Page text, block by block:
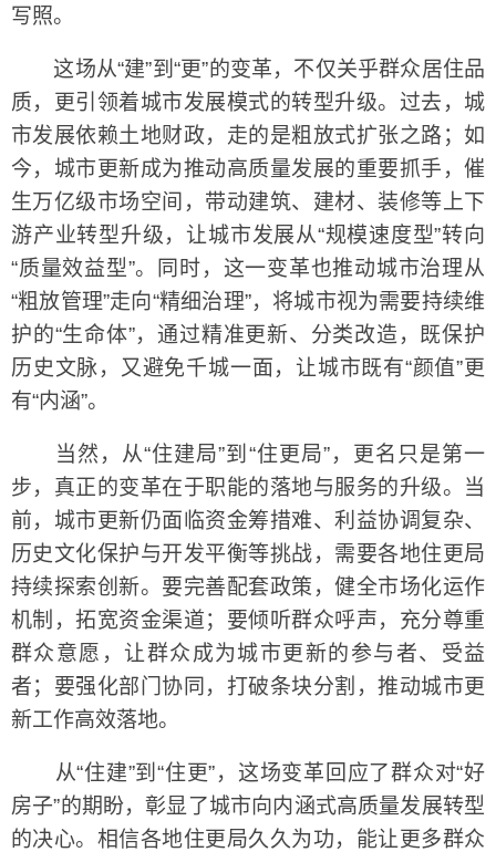
写照。
这场从“建”到“更”的变革，不仅关乎群众居住品
质，更引领着城市发展模式的转型升级。过去，城
市发展依赖土地财政，走的是粗放式扩张之路；如
今，城市更新成为推动高质量发展的重要抓手，催
生万亿级市场空间，带动建筑、建材、装修等上下
游产业转型升级，让城市发展从“规模速度型”转向
“质量效益型”。同时，这一变革也推动城市治理从
“粗放管理”走向“精细治理”，将城市视为需要持续维
护的“生命体”，通过精准更新、分类改造，既保护
历史文脉，又避免千城一面，让城市既有“颜值”更
有“内涵”。
当然，从“住建局”到“住更局”，更名只是第一
步，真正的变革在于职能的落地与服务的升级。当
前，城市更新仍面临资金筹措难、利益协调复杂、
历史文化保护与开发平衡等挑战，需要各地住更局
持续探索创新。要完善配套政策，健全市场化运作
机制，拓宽资金渠道；要倾听群众呼声，充分尊重
群众意愿，让群众成为城市更新的参与者、受益
者；要强化部门协同，打破条块分割，推动城市更
新工作高效落地。
从“住建”到“住更”，这场变革回应了群众对“好
房子”的期盼，彰显了城市向内涵式高质量发展转型
的决心。相信各地住更局久久为功，能让更多群众